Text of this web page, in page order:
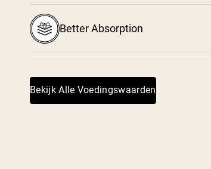
Better Absorption
Bekijk Alle Voedingswaarden